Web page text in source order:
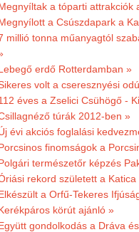
a tóparti attrakciók
a Csúszdapark a
millió tonna műanyagtól
erdő Rotterdamban »
volt a cseresznyési
éves a Zselici Csühögő -
túrák 2012-ben »
évi akciós foglalási
finomságok a
természetőr képzés
rekord született a Katica
a Orfű-Tekeres
körút ajánló »
gondolkodás a Dráva